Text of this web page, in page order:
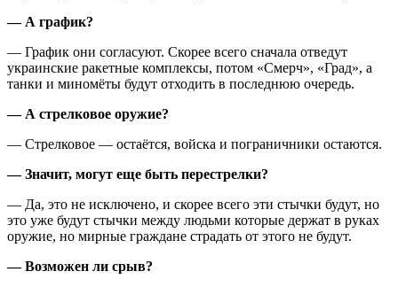
— А график?
— График они согласуют. Скорее всего сначала отведут
украинские ракетные комплексы, потом «Смерч», «Град», а
танки и миномёты будут отходить в последнюю очередь.
— А стрелковое оружие?
— Стрелковое — остаётся, войска и пограничники остаются.
— Значит, могут еще быть перестрелки?
— Да, это не исключено, и скорее всего эти стычки будут, но
это уже будут стычки между людьми которые держат в руках
оружие, но мирные граждане страдать от этого не будут.
— Возможен ли срыв?